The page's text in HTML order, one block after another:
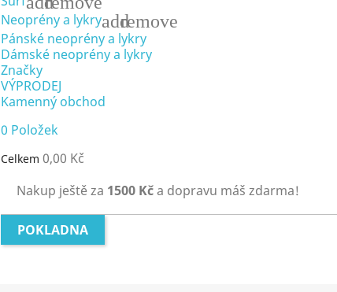
Neoprény a lykryaddremove
Pánské neoprény a lykry
Dámské neoprény a lykry
Značky
VÝPRODEJ
Kamenný obchod
0 Položek
Celkem 0,00 Kč
Nakup ještě za 1500 Kča dopravu máš zdarma!
POKLADNA